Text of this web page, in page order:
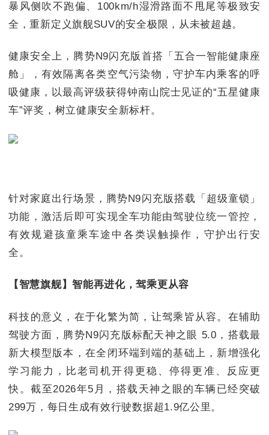
暴风侧吹不跑偏、100km/h湿滑路面不甩尾等极致安
全，重新定义旗舰SUV的安全极限，从未被超越。
健康安全上，腾势N9闪充版首搭「五合一智能健康座
舱」，有效隔离各类空气污染物，守护车内乘客的呼
吸健康，以最高评级获得钟南山院士见证的“五星健康
车”评奖，树立健康安全新标杆。
针对家庭出行场景，腾势N9闪充版搭载「超级童锁」
功能，激活后即可实现全车功能由驾驶位统一管控，
有效规避孩童乘车途中各类误触操作，守护出行安
全。
【智慧旗舰】智能再进化，驾乘更从容
科技的意义，在于化繁为简，让驾乘皆从容。在辅助
驾驶方面，腾势N9闪充版标配天神之眼 5.0，搭载最
新大模型版本，在全闭环端到端的基础上，新增强化
学习能力，比老司机开得更稳、停得更准、反应更
快。截至2026年5月，搭载天神之眼的车辆已经突破
299万，每日生成有效行驶数据超1.9亿公里。